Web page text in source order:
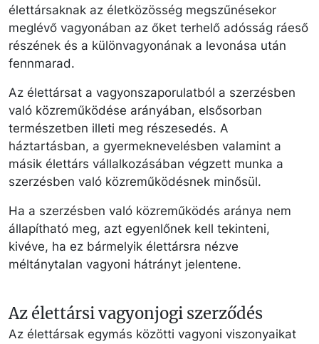
élettársaknak az életközösség megszűnésekor
meglévő vagyonában az őket terhelő adósság ráeső
részének és a különvagyonának a levonása után
fennmarad.
Az élettársat a vagyonszaporulatból a szerzésben
való közreműködése arányában, elsősorban
természetben illeti meg részesedés. A
háztartásban, a gyermeknevelésben valamint a
másik élettárs vállalkozásában végzett munka a
szerzésben való közreműködésnek minősül.
Ha a szerzésben való közreműködés aránya nem
állapítható meg, azt egyenlőnek kell tekinteni,
kivéve, ha ez bármelyik élettársra nézve
méltánytalan vagyoni hátrányt jelentene.
Az élettársi vagyonjogi szerződés
Az élettársak egymás közötti vagyoni viszonyaikat